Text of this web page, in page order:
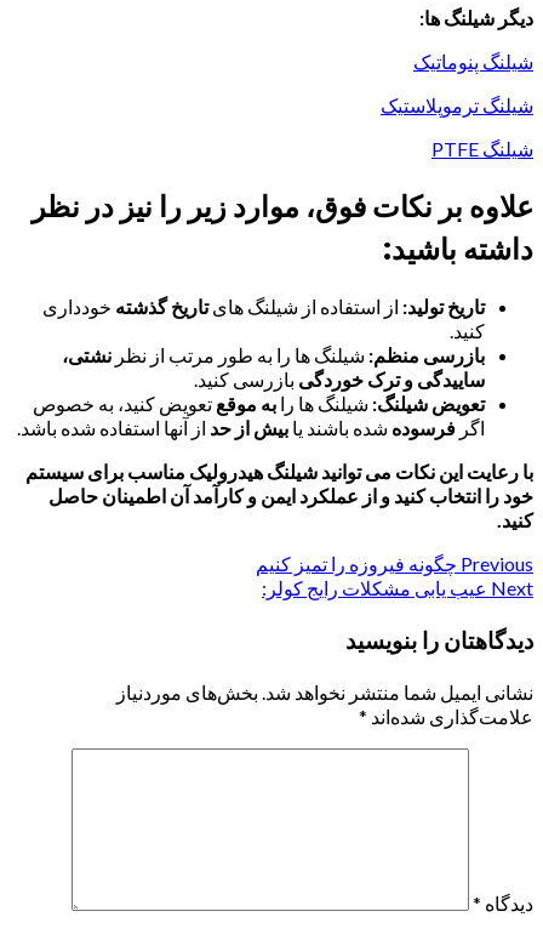
دیگر شیلنگ ها:
شیلنگ پنوماتیک
شیلنگ ترموپلاستیک
شیلنگ PTFE
علاوه بر نکات فوق، موارد زیر را نیز در نظر
داشته باشید:
تاریخ تولید: از استفاده از شیلنگ هایتاریخ گذشته خودداری
کنید.
بازرسی منظم: شیلنگ ها را به طور مرتب از نظر نشتی،
ساییدگی و ترک خوردگی بازرسی کنید.
تعویض شیلنگ: شیلنگ ها را به موقع تعویض کنید، به خصوص
اگر فرسوده شده باشند یا بیش از حد از آنها استفاده شده باشد.
با رعایت این نکات می توانید شیلنگ هیدرولیک مناسب برای سیستم
خود را انتخاب کنید و از عملکرد ایمن و کارآمد آن اطمینان حاصل
کنید.
Continue
Previous چگونه فیروزه را تمیز کنیم
Next عیب یابی مشکلات رایج کولر:
دیدگاهتان را بنویسید
نشانی ایمیل شما منتشر نخواهد شد. بخش‌های موردنیاز
علامت‌گذاری شده‌اند *
دیدگاه *